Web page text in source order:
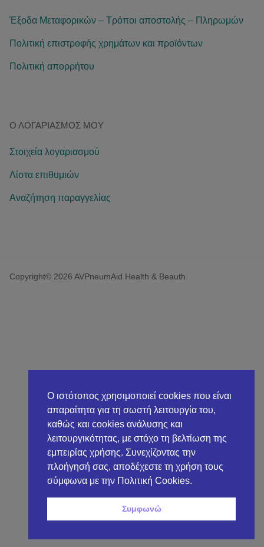
Έξοδα Μεταφορικών – Τρόποι αποστολής – Πληρωμών
Πολιτική επιστροφής χρημάτων και προϊόντων
Πολιτική απορρήτου
Ο ΛΟΓΑΡΙΑΣΜΌΣ ΜΟΥ
Στοιχεία λογαριασμού
Λίστα επιθυμιών
Αναζήτηση παραγγελίας
Copyright© 2026 AVPneumAid Health & Beauth
Ο ιστότοπος χρησιμοποιεί cookies που είναι
απαραίτητα για τη σωστή λειτουργία του,
καθώς και cookies ανάλυσης και
λειτουργικότητας, με στόχο τη βελτίωση της
εμπειρίας χρήσης. Συνεχίζοντας την
πλοήγησή σας, αποδέχεστε τη χρήση τους
σύμφωνα με την Πολιτική Cookies.
Συμφωνώ